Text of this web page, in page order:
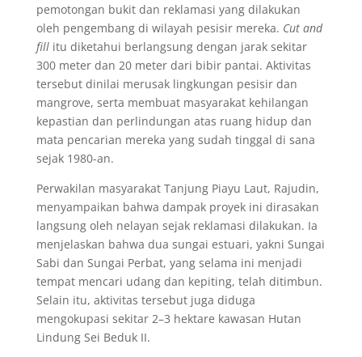
pemotongan bukit dan reklamasi yang dilakukan
oleh pengembang di wilayah pesisir mereka. Cut and
fillitu diketahui berlangsung dengan jarak sekitar
300 meter dan 20 meter dari bibir pantai. Aktivitas
tersebut dinilai merusak lingkungan pesisir dan
mangrove, serta membuat masyarakat kehilangan
kepastian dan perlindungan atas ruang hidup dan
mata pencarian mereka yang sudah tinggal di sana
sejak 1980-an.
Perwakilan masyarakat Tanjung Piayu Laut, Rajudin,
menyampaikan bahwa dampak proyek ini dirasakan
langsung oleh nelayan sejak reklamasi dilakukan. Ia
menjelaskan bahwa dua sungai estuari, yakni Sungai
Sabi dan Sungai Perbat, yang selama ini menjadi
tempat mencari udang dan kepiting, telah ditimbun.
Selain itu, aktivitas tersebut juga diduga
mengokupasi sekitar 2–3 hektare kawasan Hutan
Lindung Sei Beduk II.